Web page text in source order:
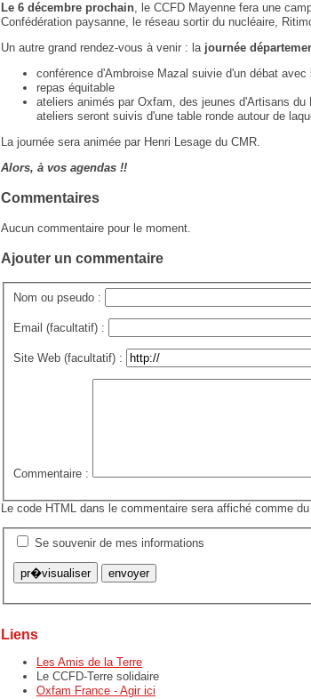
Le 6 décembre prochain, le CCFD Mayenne fera une
Confédération paysanne, le réseau sortir du nucléaire,
Un autre grand rendez-vous à venir : lajournée
conférence d'Ambroise Mazal suivie d'un débat avec
repas équitable
ateliers animés par Oxfam, des jeunes d'Artisans
ateliers seront suivis d'une table ronde autour de
La journée sera animée par Henri Lesage du CMR.
Alors, à vos agendas !!
Commentaires
Aucun commentaire pour le moment.
Ajouter un commentaire
Nom ou pseudo :
Email (facultatif) :
Site Web (facultatif) :
Commentaire :
Le code HTML dans le commentaire sera affiché comme
Se souvenir de mes informations
Liens
Les Amis de la Terre
Le CCFD-Terre solidaire
Oxfam France - Agir ici